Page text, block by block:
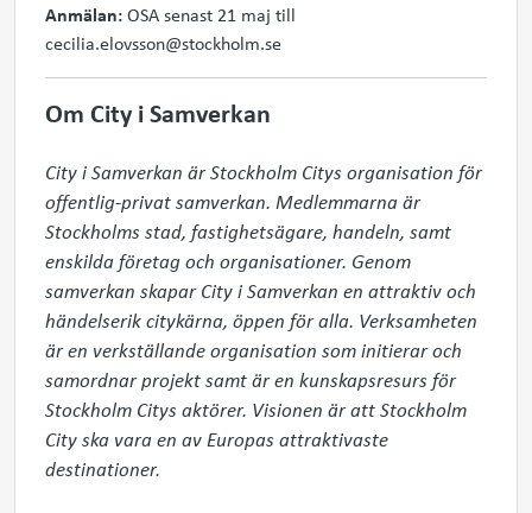
Anmälan:OSA senast 21 maj till
cecilia.elovsson@stockholm.se
Om City i Samverkan
City i Samverkan är Stockholm Citys organisation för
offentlig-privat samverkan. Medlemmarna är
Stockholms stad, fastighetsägare, handeln, samt
enskilda företag och organisationer. Genom
samverkan skapar City i Samverkan en attraktiv och
händelserik citykärna, öppen för alla. Verksamheten
är en verkställande organisation som initierar och
samordnar projekt samt är en kunskapsresurs för
Stockholm Citys aktörer. Visionen är att Stockholm
City ska vara en av Europas attraktivaste
destinationer.